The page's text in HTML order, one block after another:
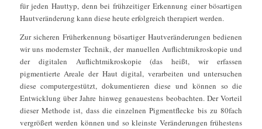
für jeden Hauttyp, denn bei frühzeitiger Erkennung einer bösartigen
Hautveränderung kann diese heute erfolgreich therapiert werden.
Zur sicheren Früherkennung bösartiger Hautveränderungen bedienen
wir uns modernster Technik, der manuellen Auflichtmikroskopie und
der digitalen Auflichtmikroskopie (das heißt, wir erfassen
pigmentierte Areale der Haut digital, verarbeiten und untersuchen
diese computergestützt, dokumentieren diese und können so die
Entwicklung über Jahre hinweg genauestens beobachten. Der Vorteil
dieser Methode ist, dass die einzelnen Pigmentflecke bis zu 80fach
vergrößert werden können und so kleinste Veränderungen frühestens